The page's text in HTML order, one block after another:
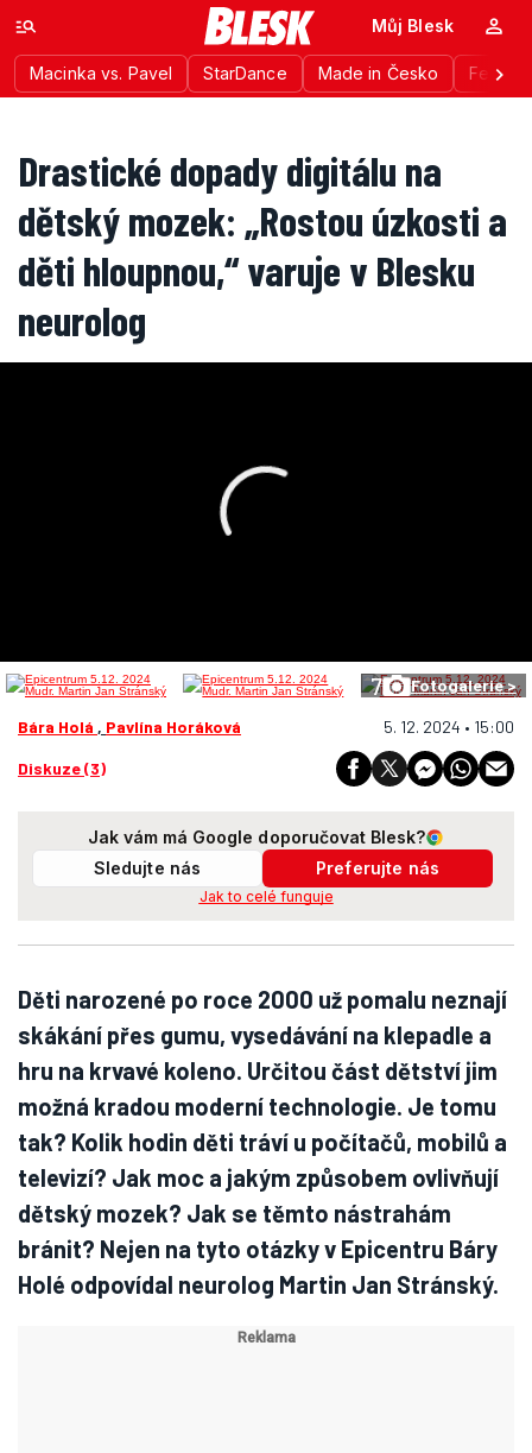
Macinka vs. Pavel StarDance Made in Česko
Můj Blesk
Drastické dopady digitálu na
dětský mozek: „Rostou úzkosti a
děti hloupnou,“ varuje v Blesku
neurolog
7 Fotogalerie >
Bára Holá , Pavlína Horáková 5. 12. 2024 • 15:00
Diskuze (3)
Jak vám má Google doporučovat Blesk?
Sledujte nás
Preferujte nás
Jak to celé funguje
Děti narozené po roce 2000 už pomalu neznají
skákání přes gumu, vysedávání na klepadle a
hru na krvavé koleno. Určitou část dětství jim
možná kradou moderní technologie. Je tomu
tak? Kolik hodin děti tráví u počítačů, mobilů a
televizí? Jak moc a jakým způsobem ovlivňují
dětský mozek? Jak se těmto nástrahám
bránit? Nejen na tyto otázky v Epicentru Báry
Holé odpovídal neurolog Martin Jan Stránský.